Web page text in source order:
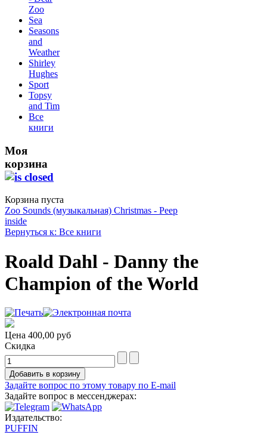
Zoo
Sea
Seasons
and
Weather
Shirley
Hughes
Sport
Topsy
and Tim
Все
книги
Моя
корзина
Корзина пуста
Zoo Sounds (музыкальная) Christmas - Peep
inside
Вернуться к: Все книги
Roald Dahl - Danny the
Champion of the World
Цена 400,00 руб
Скидка
Задайте вопрос по этому товару по E-mail
Задайте вопрос в мессенджерах:
Издательство:
PUFFIN